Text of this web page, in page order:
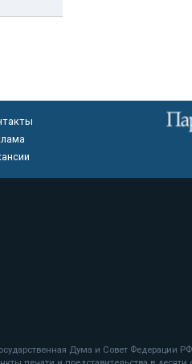
Дума и Совет Федерации